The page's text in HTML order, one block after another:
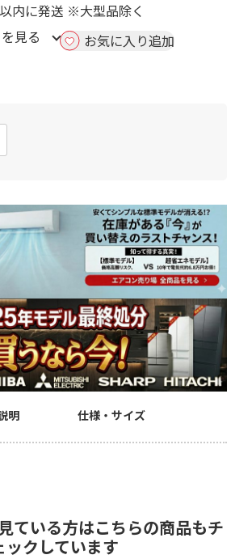
内に発送 ※大型品除く
見る お気に入り追加
明 仕様・サイズ
ている方はこちらの商品もチ
ックしています